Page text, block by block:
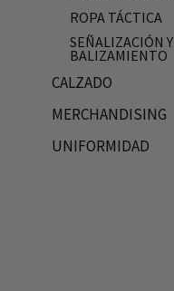
ROPA TÁCTICA
SEÑALIZACIÓN Y
BALIZAMIENTO
CALZADO
MERCHANDISING
UNIFORMIDAD